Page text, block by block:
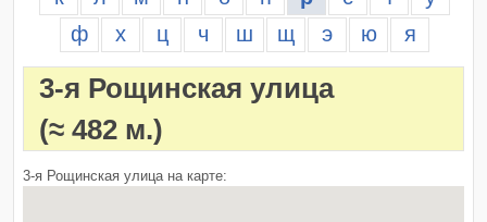
ф
х ц ч ш щ э ю я
3-я Рощинская улица
(≈ 482 м.)
3-я Рощинская улица на карте: